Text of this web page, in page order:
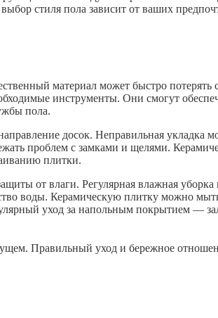
стиля пола зависит от ваших
материал может быстро потерять
инструменты. Они смогут
пола.
досок. Неправильная укладка
проблем с замками и щелями.
плитки.
от влаги. Регулярная влажная
воды. Керамическую плитку можно
уход за напольным покрытием —
Правильный уход и бережное